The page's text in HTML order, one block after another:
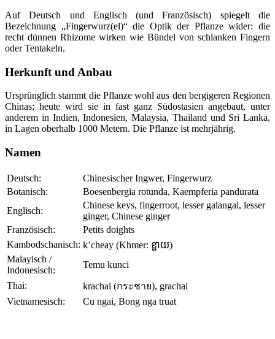
Auf Deutsch und Englisch (und Französisch) spiegelt die
Bezeichnung „Fingerwurz(el)“ die Optik der Pflanze wider: die
recht dünnen Rhizome wirken wie Bündel von schlanken Fingern
oder Tentakeln.
Herkunft und Anbau
Ursprünglich stammt die Pflanze wohl aus den bergigeren Regionen
Chinas; heute wird sie in fast ganz Südostasien angebaut, unter
anderem in Indien, Indonesien, Malaysia, Thailand und Sri Lanka,
in Lagen oberhalb 1000 Metern. Die Pflanze ist mehrjährig.
Namen
Deutsch:
Chinesischer Ingwer, Fingerwurz
Botanisch:
Boesenbergia rotunda, Kaempferia pandurata
Englisch:
Chinese keys, fingerroot, lesser galangal, lesser
ginger, Chinese ginger
Französisch:
Petits doights
Kambodschanisch: k’cheay (Khmer: ខ្ជាយ)
Malayisch /
Indonesisch:
Temu kunci
Thai:
krachai (กระชาย), grachai
Vietnamesisch:
Cu ngai, Bong nga truat